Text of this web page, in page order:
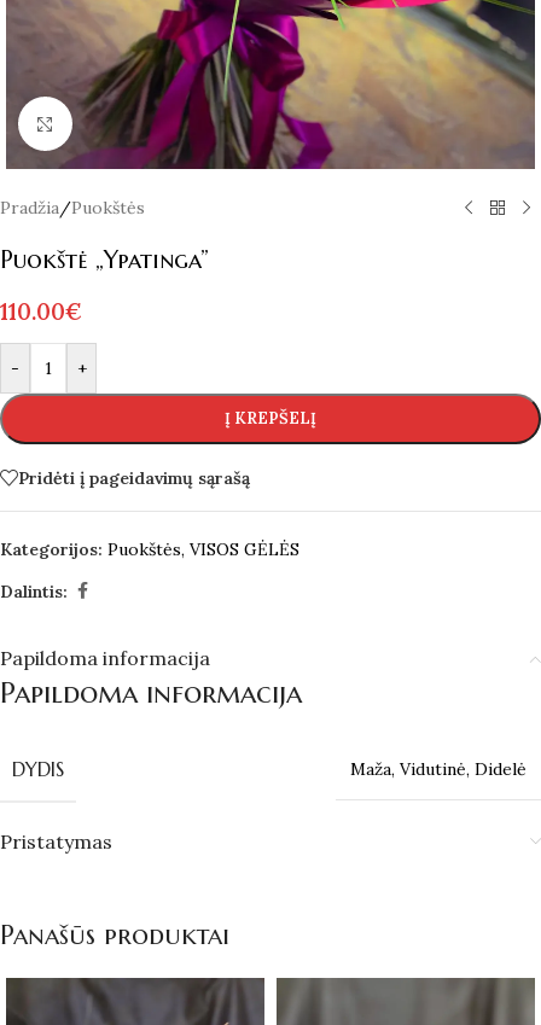
Spustelėkite norėdami padidinti
Pradžia/Puokštės
Puokštė „Ypatinga”
110.00€
- +
Į KREPŠELĮ
Pridėti į pageidavimų sąrašą
Kategorijos: Puokštės, VISOS GĖLĖS
Dalintis:
Papildoma informacija
Papildoma informacija
DYDIS Maža, Vidutinė, Didelė
Pristatymas
Panašūs produktai